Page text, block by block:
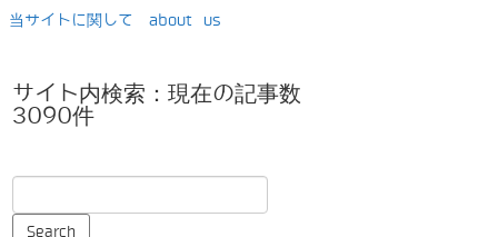
当サイトに関して about us
サイト内検索：現在の記事数
3090件